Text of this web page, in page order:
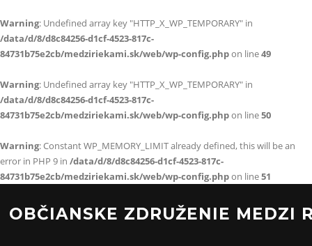
Warning: Undefined array key "HTTP_X_WP_TEMPORARY" in
/data/d/8/d8c84256-d1cf-4523-817c-
84731b75e2cb/medziriekami.sk/web/wp-config.phpon line49
Warning: Undefined array key "HTTP_X_WP_TEMPORARY" in
/data/d/8/d8c84256-d1cf-4523-817c-
84731b75e2cb/medziriekami.sk/web/wp-config.phpon line50
Warning: Constant WP_MEMORY_LIMIT already defined, this will be an
error in PHP 9 in /data/d/8/d8c84256-d1cf-4523-817c-
84731b75e2cb/medziriekami.sk/web/wp-config.phpon line51
obsahOBČIANSKE ZDRUŽENIE MEDZI